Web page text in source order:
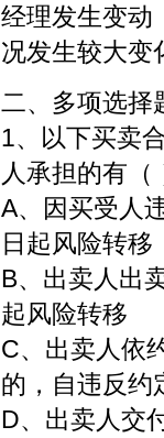
经理发生变动
况发生较大变
二、多项选择
1、以下买卖
人承担的有（
A、因买受人
日起风险转移
B、出卖人出
起风险转移
C、出卖人依
的，自违反约
D、出卖人交